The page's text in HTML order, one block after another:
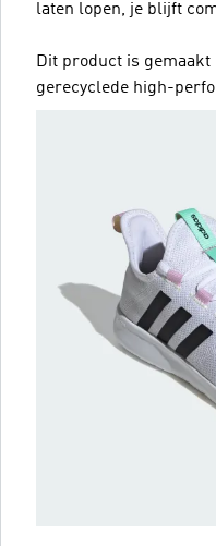
laten lopen, je blijft
Dit product is
gerecyclede high-